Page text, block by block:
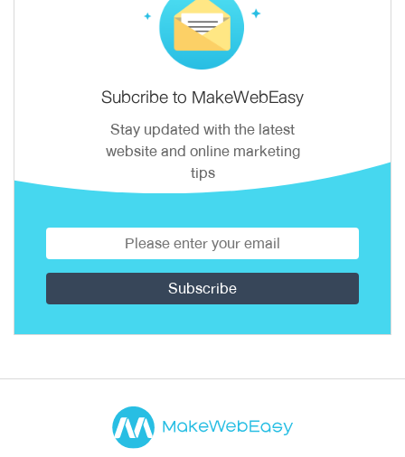
Subcribe to MakeWebEasy
Stay updated with the latest
website and online marketing
tips